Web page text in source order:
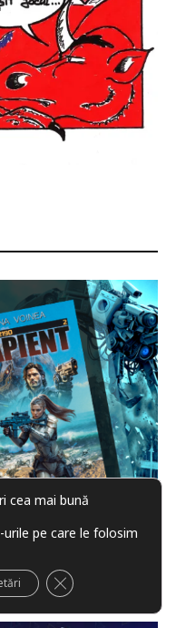
seria Nordam
2026
cea mai bună
pe care le folosim
CLOSE GDPR